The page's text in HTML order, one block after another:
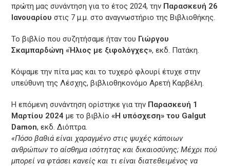
πρώτη μας συνάντηση για το έτος 2024, την Παρασκευή 26
Ιανουαρίουστις 7 μ.μ. στο αναγνωστήριο της Βιβλιοθήκης.
Το βιβλίο που συζητήσαμε ήταν του Γιώργου
Σκαμπαρδώνη «Ήλιος με ξιφολόγχες», εκδ. Πατάκη.
Κόψαμε την πίτα μας και το τυχερό φλουρί έτυχε στην
υπεύθυνη της Λέσχης, βιβλιοθηκονόμο Αρετή Καρβέλη.
Η επόμενη συνάντηση ορίστηκε για την Παρασκευή 1
Μαρτίου 2024 με το βιβλίο«Η υπόσχεση» του Galgut
Damon, εκδ. Διόπτρα.
«Πόσο βαθιά είναι χαραγμένο στις ψυχές κάποιων
ανθρώπων το αίσθημα ισότητας και δικαιοσύνης; Μέχρι πού
μπορεί να φτάσει κανείς και τι είναι διατεθειμένος να